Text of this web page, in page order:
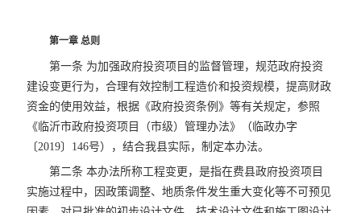
第一章 总则
第一条 为加强政府投资项目的监督管理，规范政府投资
建设变更行为，合理有效控制工程造价和投资规模，提高财政
资金的使用效益，根据《政府投资条例》等有关规定，参照
《临沂市政府投资项目（市级）管理办法》（临政办字
〔2019〕146号），结合我县实际，制定本办法。
第二条 本办法所称工程变更，是指在费县政府投资项目
实施过程中，因政策调整、地质条件发生重大变化等不可预见